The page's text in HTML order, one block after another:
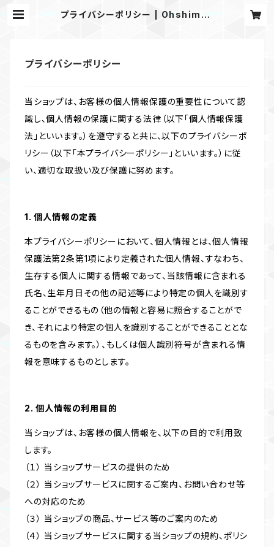
プライバシーポリシー | Ohshimay
プライバシーポリシー
当ショップは、お客様の個人情報保護の重要性について認
識し、個人情報の保護に関する法律（以下「個人情報保護
法」といいます。）を遵守すると共に、以下のプライバシーポ
リシー（以下「本プライバシーポリシー」といいます。）に従
い、適切な取扱い及び保護に努めます。
1. 個人情報の定義
本プライバシーポリシーにおいて、個人情報とは、個人情報
保護法第2条第1項により定義された個人情報、すなわち、
生存する個人に関する情報であって、当該情報に含まれる
氏名、生年月日その他の記述等により特定の個人を識別す
ることができるもの（他の情報と容易に照合することがで
き、それにより特定の個人を識別することができることとな
るものを含みます。）、もしくは個人識別符号が含まれる情
報を意味するものとします。
2. 個人情報の利用目的
当ショップは、お客様の個人情報を、以下の目的で利用致
します。
（１） 当ショップサービスの提供のため
（２） 当ショップサービスに関するご案内、お問い合わせ等
への対応のため
（３） 当ショップの商品、サービス等のご案内のため
（４） 当ショップサービスに関する当ショップの規約、ポリシ